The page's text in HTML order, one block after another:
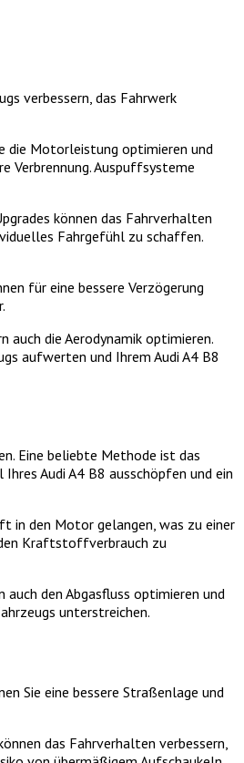
verbessern, das Fahrwerk
die Motorleistung optimieren und
Verbrennung. Auspuffsysteme
können das Fahrverhalten
Fahrgefühl zu schaffen.
für eine bessere Verzögerung
die Aerodynamik optimieren.
aufwerten und Ihrem Audi A4 B8
Eine beliebte Methode ist das
Audi A4 B8 ausschöpfen und ein
in den Motor gelangen, was zu einer
Kraftstoffverbrauch zu
den Abgasfluss optimieren und
unterstreichen.
Sie eine bessere Straßenlage und
das Fahrverhalten verbessern,